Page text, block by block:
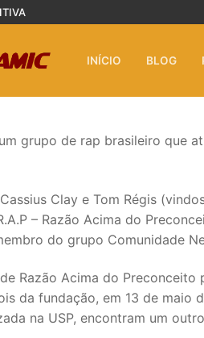
INÍCIO BLOG
grupo de rap brasileiro que
Clay e Tom Régis
– Razão Acima do
do grupo Comunidade
Razão Acima do
da fundação, em 13 de
na USP, encontram um